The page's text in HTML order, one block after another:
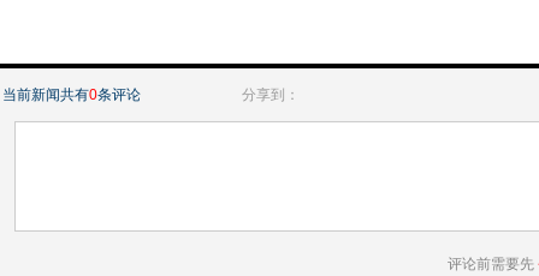
当前新闻共有0条评论 分享到：
评论前需要先